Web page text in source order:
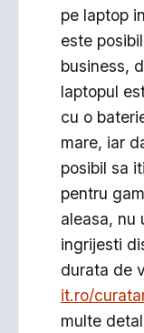
pe laptop
este
business,
laptopul
cu o
mare, iar
posibil sa
pentru
aleasa, nu
ingrijesti
durata de
it.ro/
multe